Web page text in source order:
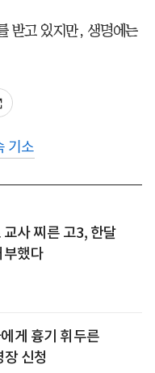
받고 있지만, 생명에는
기소
사 찌른 고3, 한달
부했다
게 흉기 휘두른
신청